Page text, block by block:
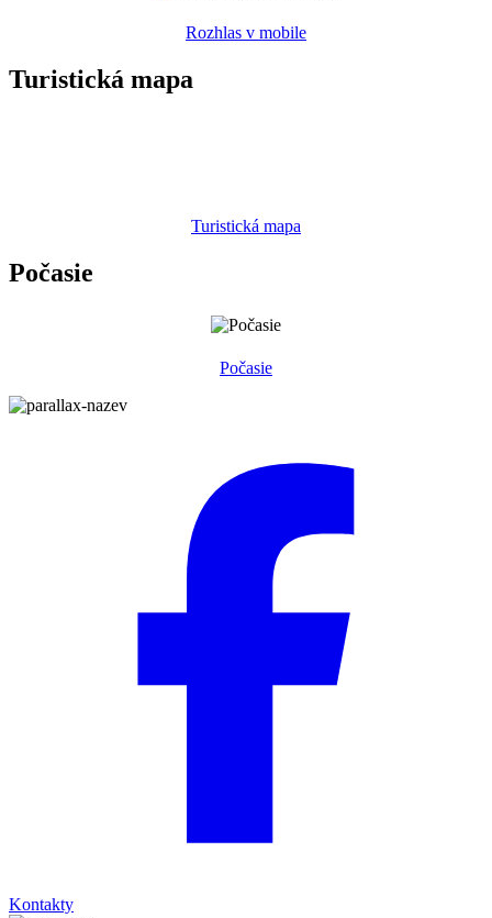
Rozhlas v mobile
Turistická mapa
Turistická mapa
Počasie
Počasie
Kontakty